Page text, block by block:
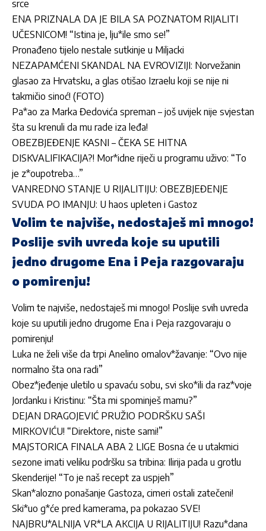
srce
ENA PRIZNALA DA JE BILA SA POZNATOM RIJALITI
UČESNICOM! “Istina je, lju*ile smo se!”
Pronađeno tijelo nestale sutkinje u Miljacki
NEZAPAMĆENI SKANDAL NA EVROVIZIJI: Norvežanin
glasao za Hrvatsku, a glas otišao Izraelu koji se nije ni
takmičio sinoć! (FOTO)
Pa*ao za Marka Đedovića spreman – još uvijek nije svjestan
šta su krenuli da mu rade iza leđa!
OBEZBJEĐENJE KASNI – ČEKA SE HITNA
DISKVALIFIKACIJA?! Mor*idne riječi u programu uživo: “To
je z*oupotreba…”
VANREDNO STANJE U RIJALITIJU: OBEZBJEĐENJE
SVUDA PO IMANJU: U haos upleten i Gastoz
Volim te najviše, nedostaješ mi mnogo!
Poslije svih uvreda koje su uputili
jedno drugome Ena i Peja razgovaraju
o pomirenju!
Volim te najviše, nedostaješ mi mnogo! Poslije svih uvreda
koje su uputili jedno drugome Ena i Peja razgovaraju o
pomirenju!
Luka ne želi više da trpi Anelino omalov*žavanje: “Ovo nije
normalno šta ona radi”
Obez*jeđenje uletilo u spavaću sobu, svi sko*ili da raz*voje
Jordanku i Kristinu: “Šta mi spominješ mamu?”
DEJAN DRAGOJEVIĆ PRUŽIO PODRŠKU SAŠI
MIRKOVIĆU! “Direktore, niste sami!”
MAJSTORICA FINALA ABA 2 LIGE Bosna će u utakmici
sezone imati veliku podršku sa tribina: Ilirija pada u grotlu
Skenderije! “To je naš recept za uspjeh”
Skan*alozno ponašanje Gastoza, cimeri ostali zatečeni!
Ski*uo g*će pred kamerama, pa pokazao SVE!
NAJBRU*ALNIJA VR*LA AKCIJA U RIJALITIJU! Razu*dana